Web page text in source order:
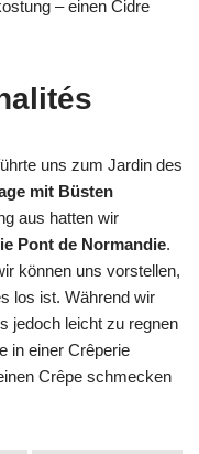
– einen Cidre
uns zum Jardin des
mit Büsten
aus hatten wir
Pont de Normandie.
können uns vorstellen,
los ist. Während wir
jedoch leicht zu regnen
in einer Crêperie
Crêpe schmecken